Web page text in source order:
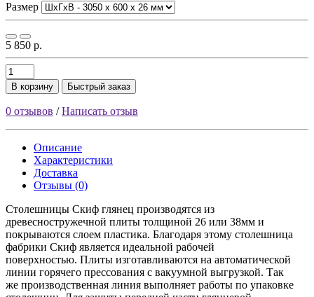
Размер
5 850 р.
В корзину Быстрый заказ
0 отзывов /Написать отзыв
Описание
Характеристики
Доставка
Отзывы (0)
Столешницы Скиф глянец производятся из
древесностружечной плиты толщиной 26 или 38мм и
покрываются слоем пластика. Благодаря этому столешница
фабрики Скиф является идеальной рабочей
поверхностью. Плиты изготавливаются на автоматической
линии горячего прессования с вакуумной выгрузкой. Так
же производственная линия выполняет работы по упаковке